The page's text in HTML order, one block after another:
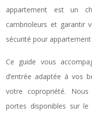
appartement est un
cambrioleurs et garantir
sécurité pour
Ce guide vous
d’entrée adaptée à vos
votre copropriété.
portes disponibles sur